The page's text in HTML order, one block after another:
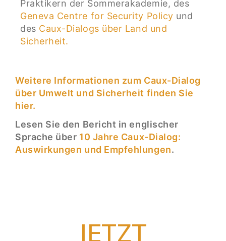
Praktikern der Sommerakademie, des
Geneva Centre for Security Policy und
des Caux-Dialogs über Land und
Sicherheit.
Weitere Informationen zum Caux-Dialog
über Umwelt und Sicherheit finden Sie
hier.
Lesen Sie den Bericht in englischer
Sprache über 10 Jahre Caux-Dialog:
Auswirkungen und Empfehlungen.
JETZT